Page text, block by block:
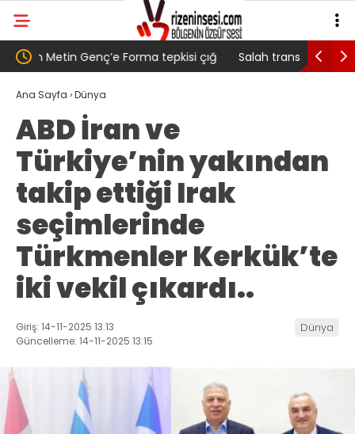
çığ Salah transferi sonrası 6661 forma alan
belediye başkanına ‘Kimin parasıyla’ sorusu
Ana Sayfa ›Dünya
ABD İran ve
Türkiye’nin yakından
takip ettiği Irak
seçimlerinde
Türkmenler Kerkük’te
iki vekil çıkardı..
Giriş: 14-11-2025 13:13
Güncelleme: 14-11-2025 13:15
Dünya